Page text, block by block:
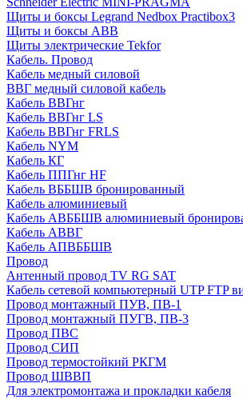
Щиты и боксы Legrand Nedbox Practibox3
Щиты и боксы ABB
Щиты электрические Tekfor
Кабель. Провод
Кабель медный силовой
ВВГ медный силовой кабель
Кабель ВВГнг
Кабель ВВГнг LS
Кабель ВВГнг FRLS
Кабель NYM
Кабель КГ
Кабель ППГнг HF
Кабель ВББШВ бронированный
Кабель алюминиевый
Кабель АВББШВ алюминиевый
Кабель АВВГ
Кабель АПВББШВ
Провод
Антенный провод TV RG SAT
Кабель сетевой компьютерный UTP FTP
Провод монтажный ПУВ, ПВ-1
Провод монтажный ПУГВ, ПВ-3
Провод ПВС
Провод СИП
Провод термостойкий РКГМ
Провод ШВВП
Для электромонтажа и прокладки кабеля